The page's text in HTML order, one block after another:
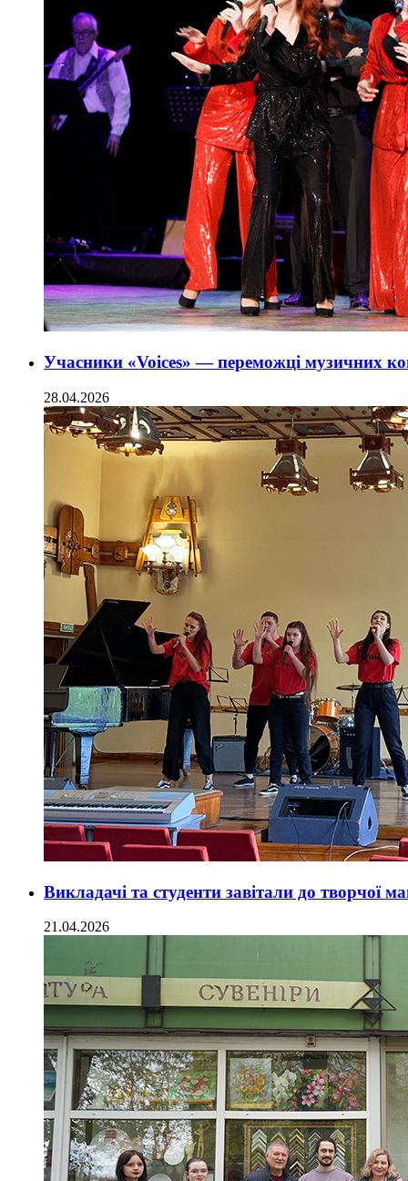
Учасники «Voices» — переможці музичних
28.04.2026
Викладачі та студенти завітали до творчої
21.04.2026